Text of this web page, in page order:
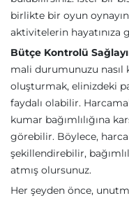
birlikte bir oyun
aktivitelerin hayatınıza
Bütçe Kontrolü
mali durumunuzu
oluşturmak, elinizdeki
faydalı olabilir.
kumar bağımlılığına
görebilir. Böylece,
şekillendirebilir,
atmış olursunuz.
Her şeyden önce,